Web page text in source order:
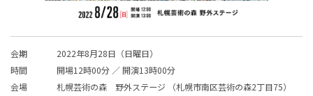
会期
2022年8月28日（日曜日）
時間
開場12時00分 ／ 開演13時00分
会場
札幌芸術の森 野外ステージ （札幌市南区芸術の森2丁目75）